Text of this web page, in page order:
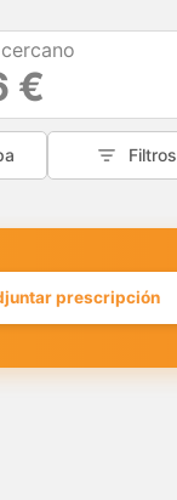
€
Filtros
prescripción